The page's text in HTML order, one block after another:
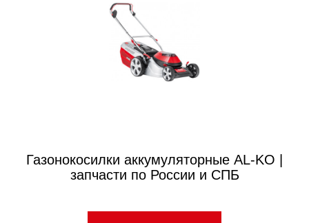
Газонокосилки аккумуляторные AL-KO |
запчасти по России и СПБ